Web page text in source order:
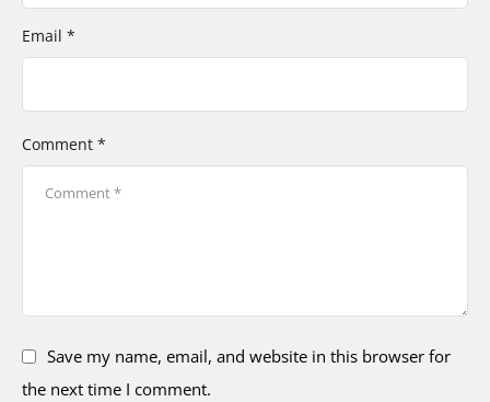
Comment *
Email *
Save my name, email, and website in this browser for
the next time I comment.